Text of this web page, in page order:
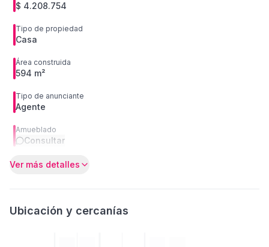
$ 4.208.754
Tipo de propiedad
Casa
Área construida
594 m²
Tipo de anunciante
Agente
Amueblado
Consultar
Ver más detalles
Ubicación y cercanías